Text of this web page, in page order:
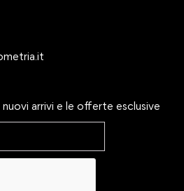
arrivi e le offerte esclusive